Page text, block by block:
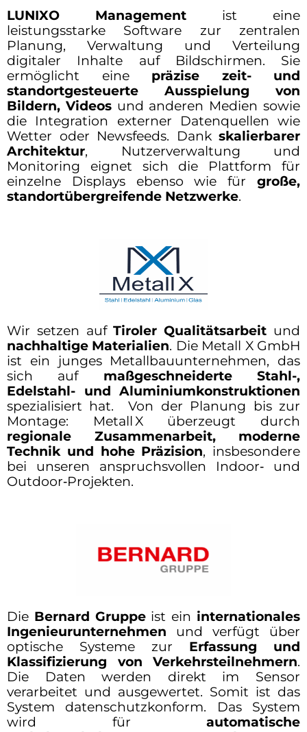
LUNIXO Management ist eine
leistungsstarke Software zur zentralen
Planung, Verwaltung und Verteilung
digitaler Inhalte auf Bildschirmen. Sie
ermöglicht eine präzise zeit- und
standortgesteuerte Ausspielung von
Bildern, Videosund anderen Medien sowie
die Integration externer Datenquellen wie
Wetter oder Newsfeeds. Dank skalierbarer
Architektur, Nutzerverwaltung und
Monitoring eignet sich die Plattform für
einzelne Displays ebenso wie für große,
standortübergreifende Netzwerke.
Wir setzen aufTiroler Qualitätsarbeit und
nachhaltige Materialien. Die Metall X GmbH
ist ein junges Metallbauunternehmen, das
sich auf maßgeschneiderte Stahl-,
Edelstahl- und Aluminiumkonstruktionen
spezialisiert hat. Von der Planung bis zur
Montage: Metall X überzeugt durch
regionale Zusammenarbeit, moderne
Technik und hohe Präzision, insbesondere
bei unseren anspruchsvollen Indoor‑ und
Outdoor‑Projekten.
Die Bernard Gruppeist ein internationales
Ingenieurunternehmen und verfügt über
optische Systeme zur Erfassung und
Klassifizierung von Verkehrsteilnehmern.
Die Daten werden direkt im Sensor
verarbeitet und ausgewertet. Somit ist das
System datenschutzkonform. Das System
wird für automatische